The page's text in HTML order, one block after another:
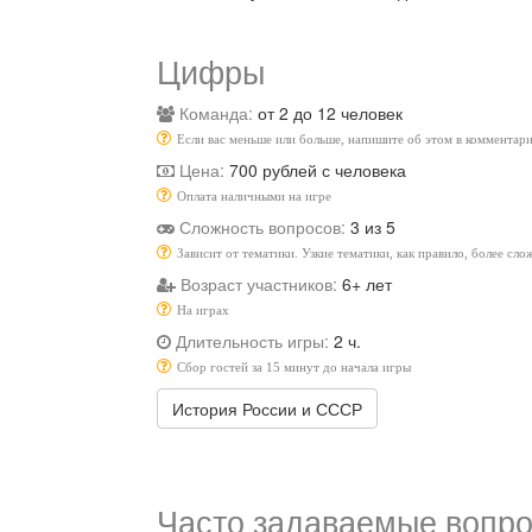
Цифры
Команда: от 2 до 12 человек
Если вас меньше или больше, напишите об этом в
Цена: 700 рублей с человека
Оплата наличными на игре
Сложность вопросов: 3 из 5
Зависит от тематики. Узкие тематики, как правило, более
Возраст участников: 6+ лет
На играх
Длительность игры: 2 ч.
Сбор гостей за 15 минут до начала игры
История России и СССР
Часто задаваемые